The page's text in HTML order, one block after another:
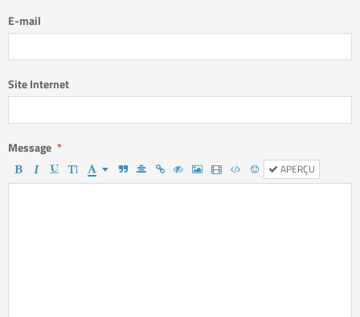
E-mail
Site Internet
Message
APERÇU